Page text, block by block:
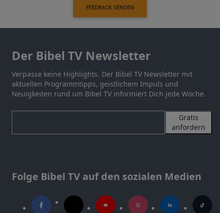
FEEDBACK SENDEN
Der Bibel TV Newsletter
Verpasse keine Highlights. Der Bibel TV Newsletter mit
aktuellen Programmtipps, geistlichem Impuls und
Neuigkeiten rund um Bibel TV informiert Dich jede Woche.
Gratis
anfordern
Folge Bibel TV auf den sozialen Medien